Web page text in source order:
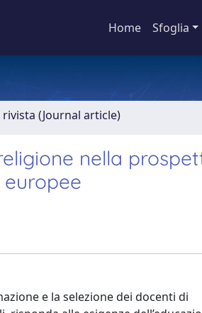
Home Sfoglia
(Journal article)
nella
europee
e la selezione dei docenti di